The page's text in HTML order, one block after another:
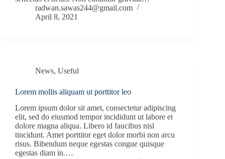
radwan.sawas244@gmail.com
April 8, 2021
News, Useful
Lorem mollis aliquam ut porttitor leo
Lorem ipsum dolor sit amet, consectetur adipiscing
elit, sed do eiusmod tempor incididunt ut labore et
dolore magna aliqua. Libero id faucibus nisl
tincidunt. Amet porttitor eget dolor morbi non arcu
risus. Bibendum neque egestas congue quisque
egestas diam in.…